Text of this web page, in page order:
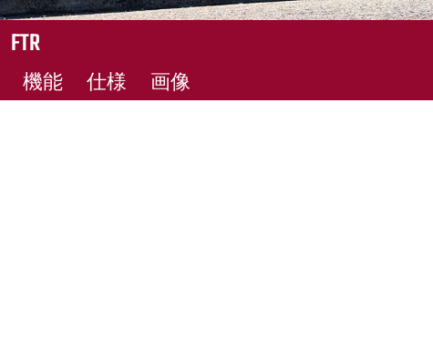
FTR
機能 仕様 画像